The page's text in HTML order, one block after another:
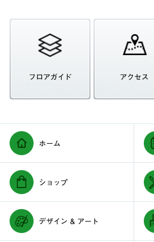
フロアガイド アクセス
ホーム
ショップ
デザイン & アート